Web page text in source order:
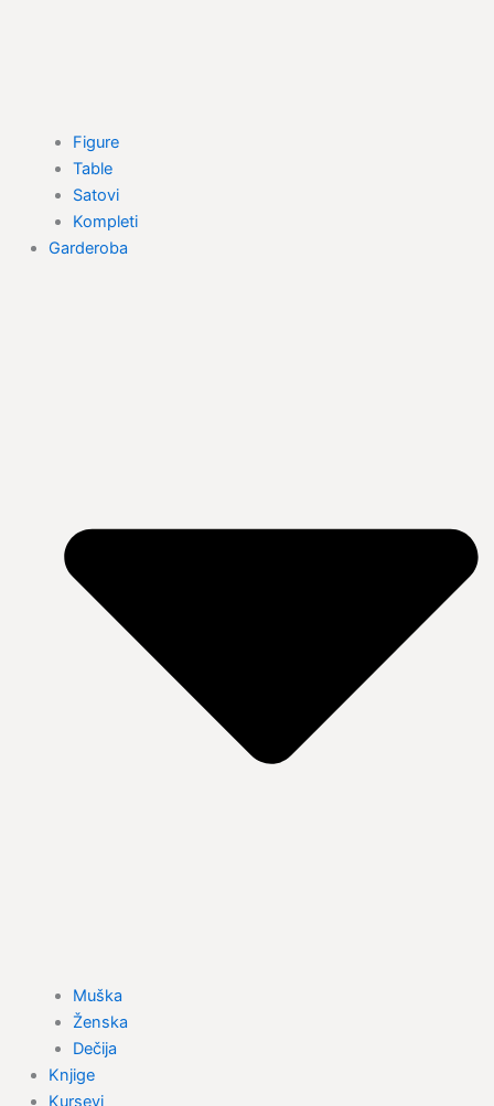
Figure
Table
Satovi
Kompleti
Garderoba
Muška
Ženska
Dečija
Knjige
Kursevi